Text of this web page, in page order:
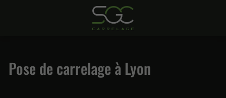
Pose de carrelage à Lyon